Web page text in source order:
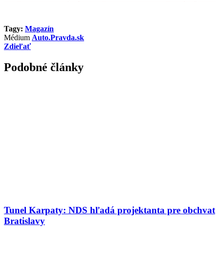
Tagy: Magazín
Médium Auto.Pravda.sk
Zdieľať
Podobné články
Tunel Karpaty: NDS hľadá projektanta pre obchvat
Bratislavy